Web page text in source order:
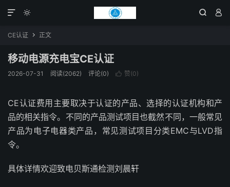
  

CE认证  正文
移动电源充电宝CE认证
2026-07-31 阅读(2062) 评论(0)  赞(0)
CE认证费用主要取决于认证的产品、选择的认证机构和产
品的相关指令。不同的产品测试项目也截然不同，一般常见
产品为电子电器类产品，常见测试项目分类EMC与LVD指
令。
具体详情欢迎致电贝斯通检测刘晨轩